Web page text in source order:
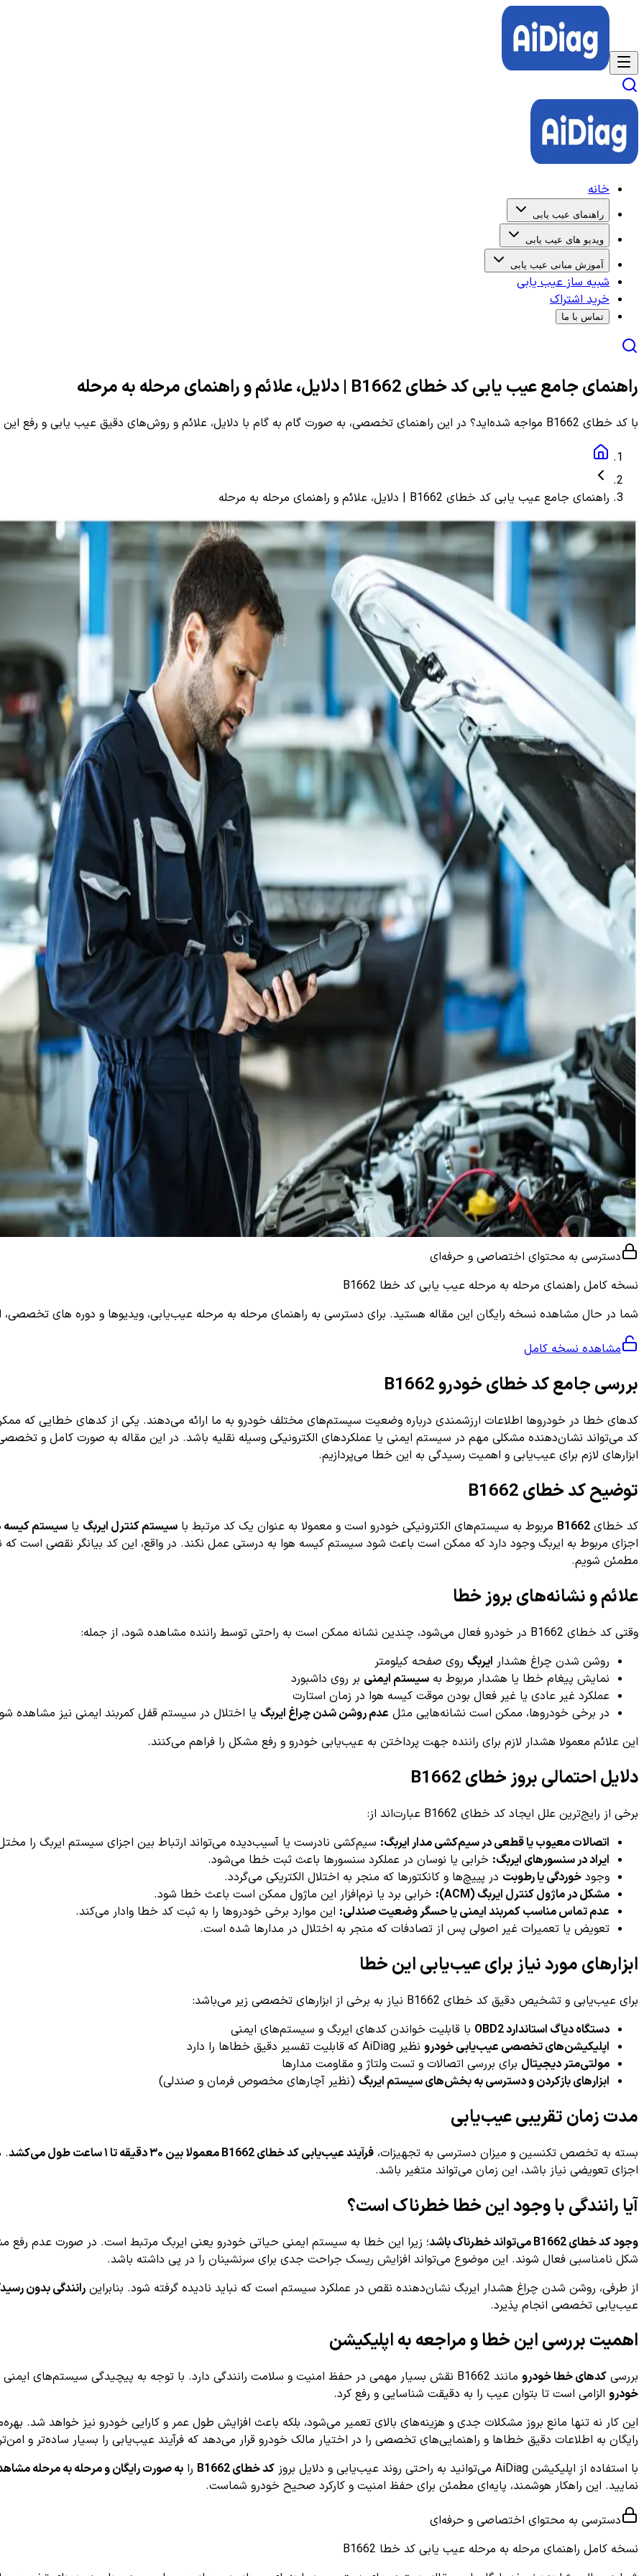
خانه
راهنمای عیب یابی
ویدیو های عیب یابی
آموزش مبانی عیب یابی
شبیه ساز عیب یابی
خرید اشتراک
تماس با ما
راهنمای جامع عیب یابی کد خطای B1662 | دلایل، علائم و راهنمای مرحله به مرحله
با کد خطای B1662 مواجه شده‌اید؟ در این راهنمای تخصصی، به صورت گام به گام با دلایل، علائم و روش‌های دقیق عیب یابی و رفع این ارور آشنا شوید.
راهنمای جامع عیب یابی کد خطای B1662 | دلایل، علائم و راهنمای مرحله به مرحله
دسترسی به محتوای اختصاصی و حرفه‌ای
نسخه کامل راهنمای مرحله به مرحله عیب یابی کد خطا B1662
شما در حال مشاهده نسخه رایگان این مقاله هستید. برای دسترسی به راهنمای مرحله به مرحله عیب‌یابی، ویدیوها و دوره های تخصصی،
مشاهده نسخه کامل
بررسی جامع کد خطای خودرو B1662
کدهای خطا در خودروها اطلاعات ارزشمندی درباره وضعیت سیستم‌های مختلف خودرو به ما ارائه می‌دهند. یکی از کدهای خطایی که
کد می‌تواند نشان‌دهنده مشکلی مهم در سیستم ایمنی یا عملکردهای الکترونیکی وسیله نقلیه باشد. در این مقاله به صورت کامل و تخصصی،
ابزارهای لازم برای عیب‌یابی و اهمیت رسیدگی به این خطا می‌پردازیم.
توضیح کد خطای B1662
کد خطای B1662 مربوط به سیستم‌های الکترونیکی خودرو است و معمولا به عنوان یک کد مرتبط با سیستم کنترل ایربگ یا سیستم کیسه
اجزای مربوط به ایربگ وجود دارد که ممکن است باعث شود سیستم کیسه هوا به درستی عمل نکند. در واقع، این کد بیانگر نقصی است
مطمئن شویم.
علائم و نشانه‌های بروز خطا
وقتی کد خطای B1662 در خودرو فعال می‌شود، چندین نشانه ممکن است به راحتی توسط راننده مشاهده شود، از جمله:
روشن شدن چراغ هشدار ایربگ روی صفحه کیلومتر
نمایش پیغام خطا یا هشدار مربوط به سیستم ایمنی بر روی داشبورد
عملکرد غیر عادی یا غیر فعال بودن موقت کیسه هوا در زمان استارت
در برخی خودروها، ممکن است نشانه‌هایی مثل عدم روشن شدن چراغ ایربگ یا اختلال در سیستم قفل کمربند ایمنی نیز مشاهده
این علائم معمولا هشدار لازم برای راننده جهت پرداختن به عیب‌یابی خودرو و رفع مشکل را فراهم می‌کنند.
دلایل احتمالی بروز خطای B1662
برخی از رایج‌ترین علل ایجاد کد خطای B1662 عبارت‌اند از:
اتصالات معیوب یا قطعی در سیم‌کشی مدار ایربگ: سیم‌کشی نادرست یا آسیب‌دیده می‌تواند ارتباط بین اجزای سیستم ایربگ را
ایراد در سنسورهای ایربگ: خرابی یا نوسان در عملکرد سنسورها باعث ثبت خطا می‌شود.
وجود خوردگی یا رطوبت در پییچ‌ها و کانکتورها که منجر به اختلال الکتریکی می‌گردد.
مشکل در ماژول کنترل ایربگ (ACM):
خرابی برد یا نرم‌افزار این ماژول ممکن است باعث خطا شود.
عدم تماس مناسب کمربند ایمنی یا حسگر وضعیت صندلی: این موارد برخی خودروها را به ثبت کد خطا وادار می‌کند.
تعویض یا تعمیرات غیر اصولی پس از تصادفات که منجر به اختلال در مدارها شده است.
ابزارهای مورد نیاز برای عیب‌یابی این خطا
برای عیب‌یابی و تشخیص دقیق کد خطای B1662 نیاز به برخی از ابزارهای تخصصی زیر می‌باشد:
دستگاه دیاگ استاندارد OBD2
با قابلیت خواندن کدهای ایربگ و سیستم‌های ایمنی
اپلیکیشن‌های تخصصی عیب‌یابی خودرو نظیر AiDiag که قابلیت تفسیر دقیق خطاها را دارد
مولتی‌متر دیجیتال برای بررسی اتصالات و تست ولتاژ و مقاومت مدارها
ابزارهای بازکردن و دسترسی به بخش‌های سیستم ایربگ (نظیر آچارهای مخصوص فرمان و صندلی)
مدت زمان تقریبی عیب‌یابی
بسته به تخصص تکنسین و میزان دسترسی به تجهیزات، فرآیند عیب‌یابی کد خطای B1662 معمولا بین ۳۰ دقیقه تا ۱ ساعت طول می‌کشد
.
اجزای تعویضی نیاز باشد، این زمان می‌تواند متغیر باشد.
آیا رانندگی با وجود این خطا خطرناک است؟
وجود کد خطای B1662 می‌تواند خطرناک باشد
؛ زیرا این خطا به سیستم ایمنی حیاتی خودرو یعنی ایربگ مرتبط است. در صورت عدم
شکل نامناسبی فعال شوند. این موضوع می‌تواند افزایش ریسک جراحت جدی برای سرنشینان را در پی داشته باشد.
از طرفی، روشن شدن چراغ هشدار ایربگ نشان‌دهنده نقص در عملکرد سیستم است که نباید نادیده گرفته شود. بنابراین رانندگی بدون
عیب‌یابی تخصصی انجام پذیرد.
اهمیت بررسی این خطا و مراجعه به اپلیکیشن
بررسی کدهای خطا خودرو مانند B1662 نقش بسیار مهمی در حفظ امنیت و سلامت رانندگی دارد. با توجه به پیچیدگی سیستم‌های ایمنی و الکترونیکی،
خودرو الزامی است تا بتوان عیب را به دقیقت شناسایی و رفع کرد.
رایگان به اطلاعات دقیق خطاها و راهنمایی‌های تخصصی را در اختیار مالک خودرو قرار می‌دهد که فرآیند عیب‌یابی را بسیار ساده‌تر و
با استفاده از اپلیکیشن AiDiag می‌توانید به راحتی روند عیب‌یابی و دلایل بروز
کد خطای B1662 را به صورت رایگان و مرحله به مرحله
نمایید. این راهکار هوشمند، پایه‌ای مطمئن برای حفظ امنیت و کارکرد صحیح خودرو شماست.
دسترسی به محتوای اختصاصی و حرفه‌ای
نسخه کامل راهنمای مرحله به مرحله عیب یابی کد خطا B1662